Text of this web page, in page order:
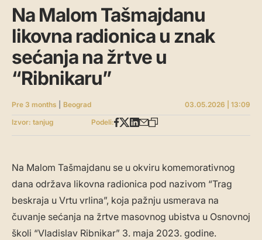
Na Malom Tašmajdanu
likovna radionica u znak
sećanja na žrtve u
“Ribnikaru”
Pre 3 months Beograd
03.05.2026 | 13:09
Izvor: tanjug
Podeli:
Na Malom Tašmajdanu se u okviru komemorativnog
dana održava likovna radionica pod nazivom “Trag
beskraja u Vrtu vrlina”, koja pažnju usmerava na
čuvanje sećanja na žrtve masovnog ubistva u Osnovnoj
školi “Vladislav Ribnikar” 3. maja 2023. godine.